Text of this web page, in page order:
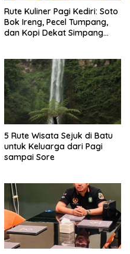
Rute Kuliner Pagi Kediri: Soto
Bok Ireng, Pecel Tumpang,
dan Kopi Dekat Simpang
5 Rute Wisata Sejuk di Batu
untuk Keluarga dari Pagi
sampai Sore